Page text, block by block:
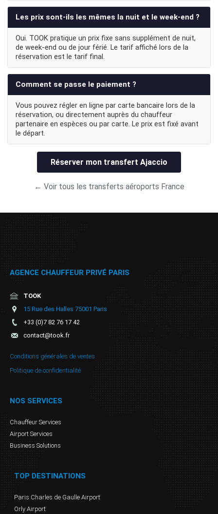
Les prix sont-ils les mêmes la nuit et le week-end ?
Oui. TOOK pratique un prix fixe sans supplément de nuit,
de week-end ou de jour férié. Le tarif affiché lors de la
réservation est le tarif final.
Comment se passe le paiement ?
Vous pouvez régler en ligne par carte bancaire lors de la
réservation, ou directement auprès du chauffeur
partenaire en espèces ou par carte. Le prix est fixé avant
le départ.
Réserver mon transfert Ajaccio
← Voir tous les transferts aéroports France
AGENCE CHAUFFEUR PRIVÉ PARIS
TOOK
15 Rue des Halles 75001 Paris
+33 (0)7 82 76 17 42
contact@took.fr
Conditions générales de ventes
Politique de confidentialité
NOS SERVICES
Chauffeur Services
Airport Services
Business Solutions
TOP DESTINATIONS
Paris Charles de Gaulle Airport
Orly Airport